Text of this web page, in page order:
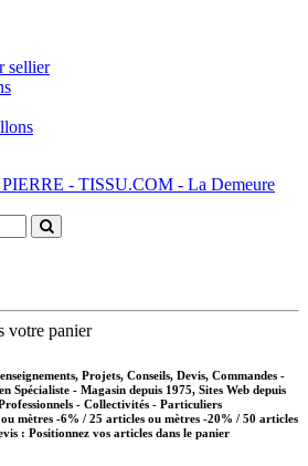
sellier
votre panier
Projets, Conseils, Devis, Commandes -
Spécialiste - Magasin depuis 1975, Sites Web depuis
- Collectivités - Particuliers
mètres -6% / 25 articles ou mètres -20% / 50 articles
: Positionnez vos articles dans le panier